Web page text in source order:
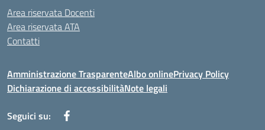
Area riservata Docenti
Area riservata ATA
Contatti
Amministrazione TrasparenteAlbo onlinePrivacy Policy
Dichiarazione di accessibilitàNote legali
Seguici su: